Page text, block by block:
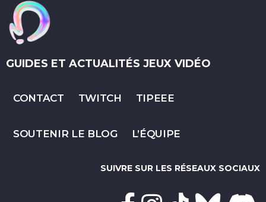
GUIDES ET ACTUALITÉS JEUX VIDÉO
CONTACT TWITCH TIPEEE
SOUTENIR LE BLOG L’ÉQUIPE
SUIVRE SUR LES RÉSEAUX SOCIAUX